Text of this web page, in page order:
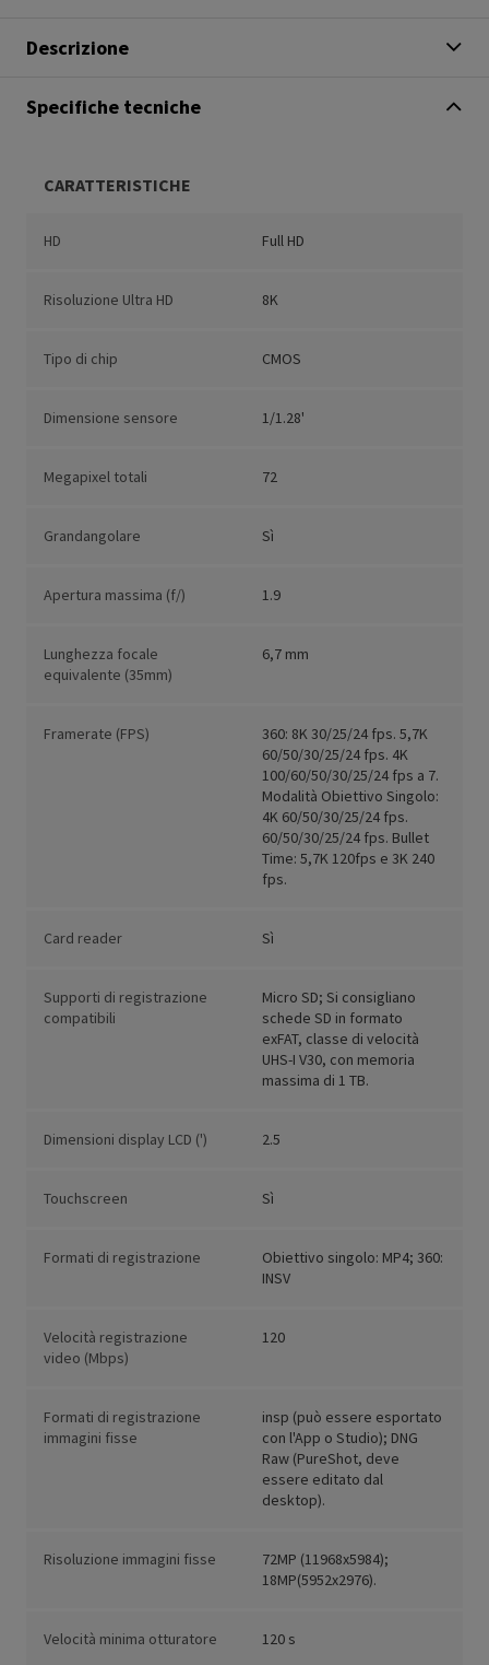
Descrizione
Specifiche tecniche
CARATTERISTICHE
HD Full HD
Risoluzione Ultra HD 8K
Tipo di chip CMOS
Dimensione sensore 1/1.28'
Megapixel totali 72
Grandangolare Sì
Apertura massima (f/) 1.9
Lunghezza focale
equivalente (35mm)
6,7 mm
Framerate (FPS)
360: 8K 30/25/24 fps. 5,7K
60/50/30/25/24 fps. 4K
100/60/50/30/25/24 fps a 7.
Modalità Obiettivo Singolo:
4K 60/50/30/25/24 fps.
60/50/30/25/24 fps. Bullet
Time: 5,7K 120fps e 3K 240
fps.
Card reader Sì
Supporti di registrazione
compatibili
Micro SD; Si consigliano
schede SD in formato
exFAT, classe di velocità
UHS-I V30, con memoria
massima di 1 TB.
Dimensioni display LCD (') 2.5
Touchscreen Sì
Formati di registrazione
Obiettivo singolo: MP4; 360:
INSV
Velocità registrazione
video (Mbps)
120
Formati di registrazione
immagini fisse
insp (può essere esportato
con l'App o Studio); DNG
Raw (PureShot, deve
essere editato dal
desktop).
Risoluzione immagini fisse
72MP (11968x5984);
18MP(5952x2976).
Velocità minima otturatore 120 s